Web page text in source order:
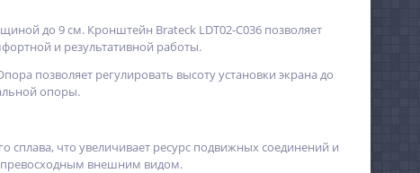
до 9 см. Кронштейн Brateck LDT02-C036 позволяет
и результативной работы.
позволяет регулировать высоту установки экрана до
опоры.
что увеличивает ресурс подвижных соединений и
превосходным внешним видом.